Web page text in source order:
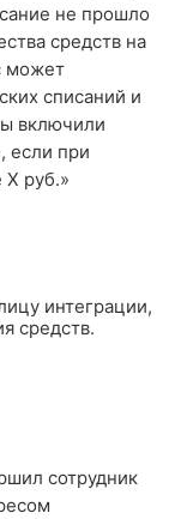
не прошло
средств на
может
списаний и
включили
если при
Х руб.»
интеграции,
средств.
сотрудник